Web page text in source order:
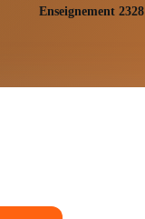
Enseignement 2328